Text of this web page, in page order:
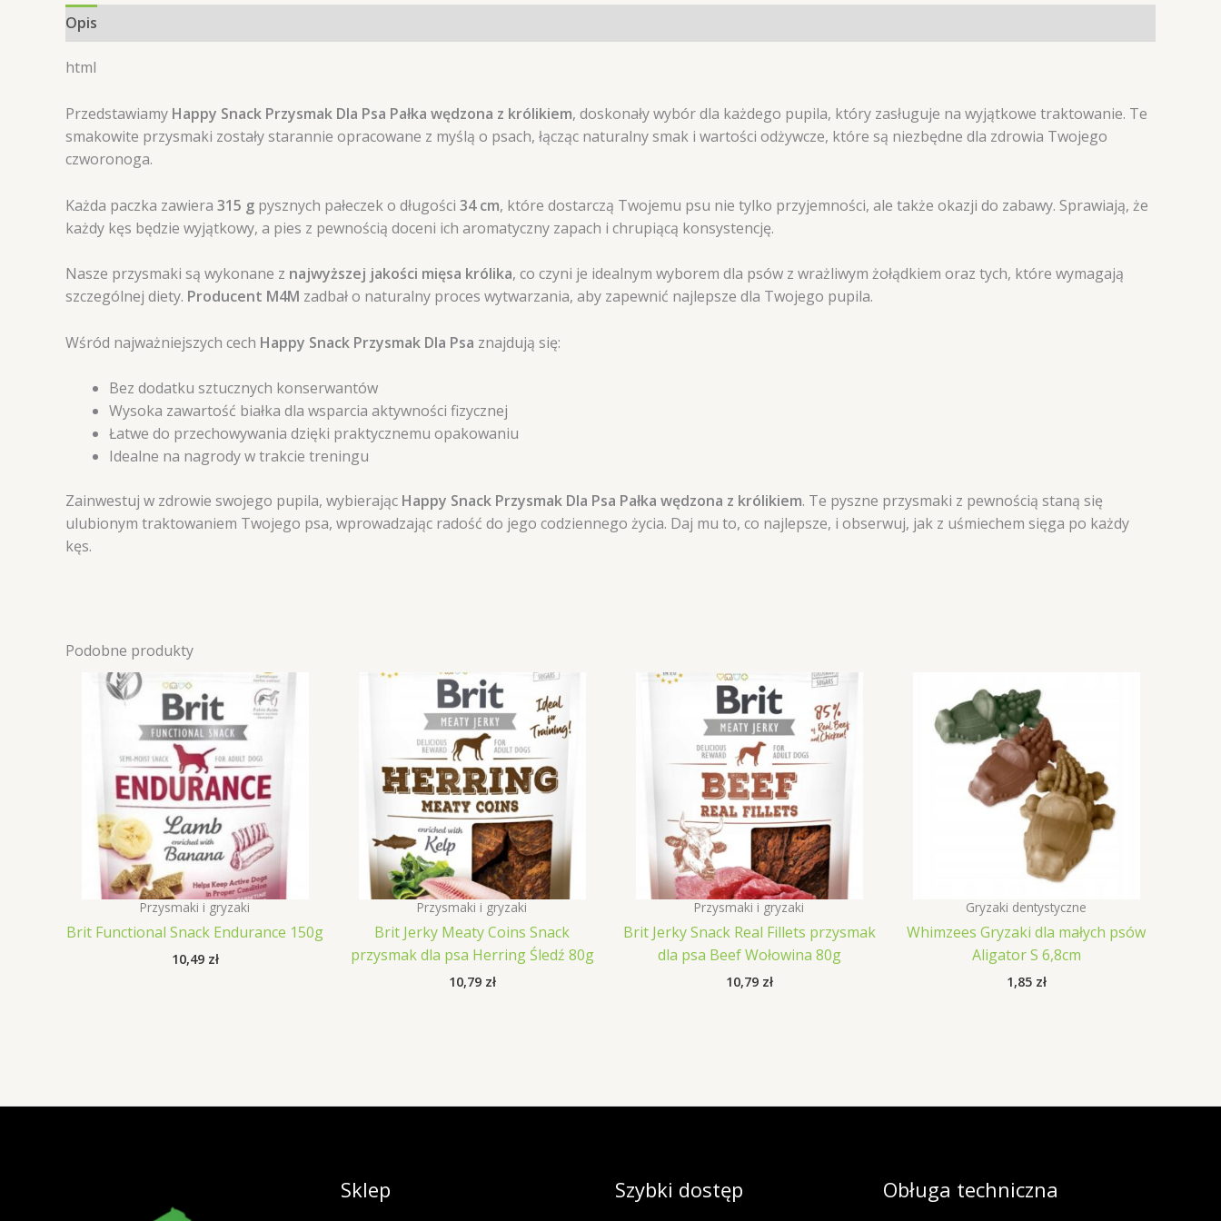
Opis
html
Przedstawiamy Happy Snack Przysmak Dla Psa Pałka wędzona z królikiem, doskonały wybór dla każdego pupila, który zasługuje na wyjątkowe traktowanie. Te
smakowite przysmaki zostały starannie opracowane z myślą o psach, łącząc naturalny smak i wartości odżywcze, które są niezbędne dla zdrowia Twojego
czworonoga.
Każda paczka zawiera 315 g pysznych pałeczek o długości 34 cm, które dostarczą Twojemu psu nie tylko przyjemności, ale także okazji do zabawy. Sprawiają, że
każdy kęs będzie wyjątkowy, a pies z pewnością doceni ich aromatyczny zapach i chrupiącą konsystencję.
Nasze przysmaki są wykonane z najwyższej jakości mięsa królika, co czyni je idealnym wyborem dla psów z wrażliwym żołądkiem oraz tych, które wymagają
szczególnej diety. Producent M4M zadbał o naturalny proces wytwarzania, aby zapewnić najlepsze dla Twojego pupila.
Wśród najważniejszych cech Happy Snack Przysmak Dla Psa znajdują się:
Bez dodatku sztucznych konserwantów
Wysoka zawartość białka dla wsparcia aktywności fizycznej
Łatwe do przechowywania dzięki praktycznemu opakowaniu
Idealne na nagrody w trakcie treningu
Zainwestuj w zdrowie swojego pupila, wybierając Happy Snack Przysmak Dla Psa Pałka wędzona z królikiem. Te pyszne przysmaki z pewnością staną się
ulubionym traktowaniem Twojego psa, wprowadzając radość do jego codziennego życia. Daj mu to, co najlepsze, i obserwuj, jak z uśmiechem sięga po każdy
kęs.
Podobne produkty
Przysmaki i gryzaki
Brit Functional Snack Endurance 150g
10,49 zł
Przysmaki i gryzaki
Brit Jerky Meaty Coins Snack
przysmak dla psa Herring Śledź 80g
10,79 zł
Przysmaki i gryzaki
Brit Jerky Snack Real Fillets przysmak
dla psa Beef Wołowina 80g
10,79 zł
Gryzaki dentystyczne
Whimzees Gryzaki dla małych psów
Aligator S 6,8cm
1,85 zł
Sklep Szybki dostęp Obługa techniczna